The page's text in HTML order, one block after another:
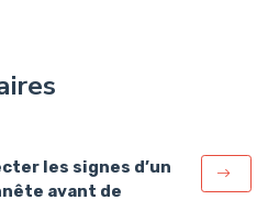
les signes d’un
avant de